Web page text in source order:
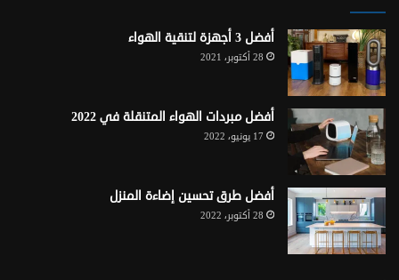
أفضل 3 أجهزة لتنقية الهواء
28 أكتوبر، 2021
أفضل مبردات الهواء المتنقلة في 2022
17 يونيو، 2022
أفضل طرق تحسين إضاءة المنزل
28 أكتوبر، 2022